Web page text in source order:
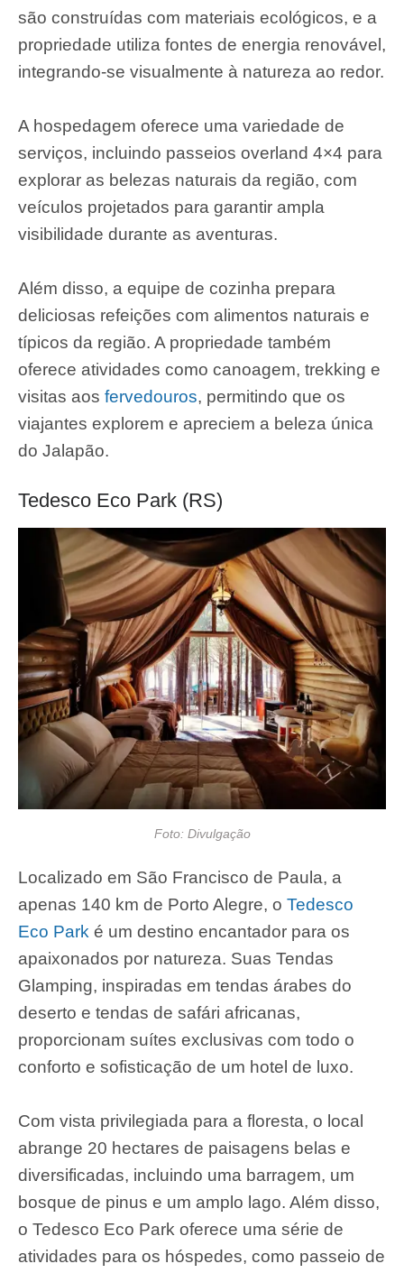
são construídas com materiais ecológicos, e a
propriedade utiliza fontes de energia renovável,
integrando-se visualmente à natureza ao redor.
A hospedagem oferece uma variedade de
serviços, incluindo passeios overland 4×4 para
explorar as belezas naturais da região, com
veículos projetados para garantir ampla
visibilidade durante as aventuras.
Além disso, a equipe de cozinha prepara
deliciosas refeições com alimentos naturais e
típicos da região. A propriedade também
oferece atividades como canoagem, trekking e
visitas aos fervedouros, permitindo que os
viajantes explorem e apreciem a beleza única
do Jalapão.
Tedesco Eco Park (RS)
Foto: Divulgação
Localizado em São Francisco de Paula, a
apenas 140 km de Porto Alegre, o Tedesco
Eco Park é um destino encantador para os
apaixonados por natureza. Suas Tendas
Glamping, inspiradas em tendas árabes do
deserto e tendas de safári africanas,
proporcionam suítes exclusivas com todo o
conforto e sofisticação de um hotel de luxo.
Com vista privilegiada para a floresta, o local
abrange 20 hectares de paisagens belas e
diversificadas, incluindo uma barragem, um
bosque de pinus e um amplo lago. Além disso,
o Tedesco Eco Park oferece uma série de
atividades para os hóspedes, como passeio de